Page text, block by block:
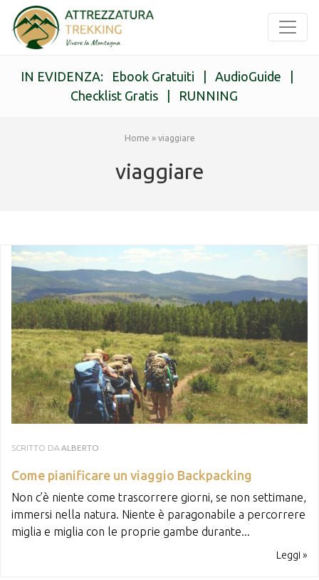
IN EVIDENZA: Ebook Gratuiti AudioGuide
Checklist Gratis| RUNNING
Home » viaggiare
viaggiare
SCRITTO DA ALBERTO
Come pianificare un viaggio Backpacking
Non c’è niente come trascorrere giorni, se non settimane,
immersi nella natura. Niente è paragonabile a percorrere
miglia e miglia con le proprie gambe durante...
Leggi »